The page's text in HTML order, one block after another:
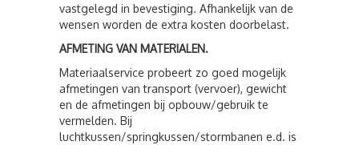
vastgelegd in bevestiging. Afhankelijk van de
wensen worden de extra kosten doorbelast.
AFMETING VAN MATERIALEN.
Materiaalservice probeert zo goed mogelijk
afmetingen van transport (vervoer), gewicht
en de afmetingen bij opbouw/gebruik te
vermelden. Bij
luchtkussen/springkussen/stormbanen e.d. is